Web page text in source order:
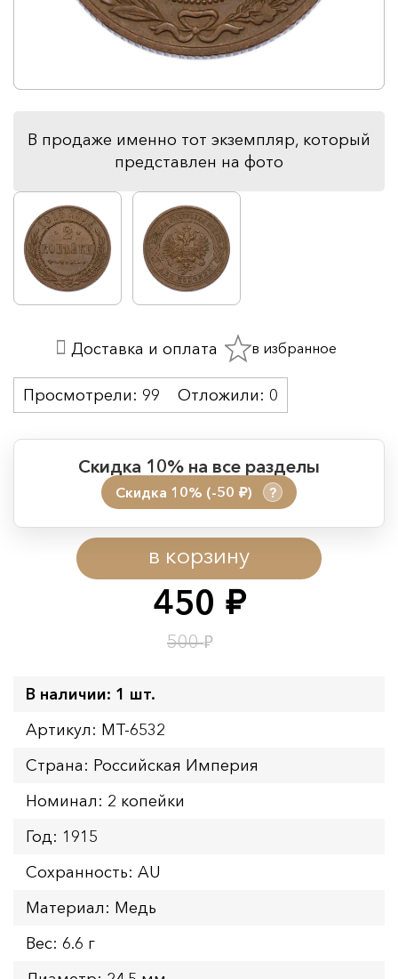
В продаже именно тот экземпляр, который
представлен на фото
450 руб.
500₽
в корзину
Скидка 10% на все разделы
Скидка 10% (-50 руб.) ?
Период действия акции:
Начало:
08.08.2026 00:01
Окончание:
09.08.2026 23:59
Время до окончания:
Просмотрели: 99 Отложили: 0
Доставка и оплата в избранное
В наличии: 1 шт.
Артикул: MT-6532
Страна: Российская Империя
Номинал: 2 копейки
Год: 1915
Сохранность: AU
Материал: Медь
Вес: 6.6 г